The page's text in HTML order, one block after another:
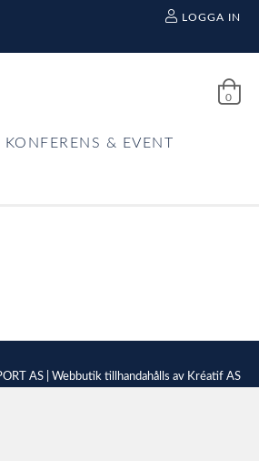
LOGGA IN
0
KONFERENS & EVENT
AS | Webbutik tillhandahålls av Kréatif AS